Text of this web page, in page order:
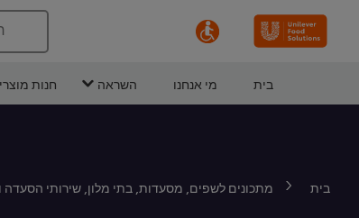
בית מי אנחנו השראה חנות
בית מתכונים לשפים, מסעדות, בתי מלון, שירותי הסעדה